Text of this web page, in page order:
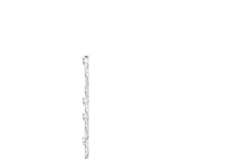
slideshow Items